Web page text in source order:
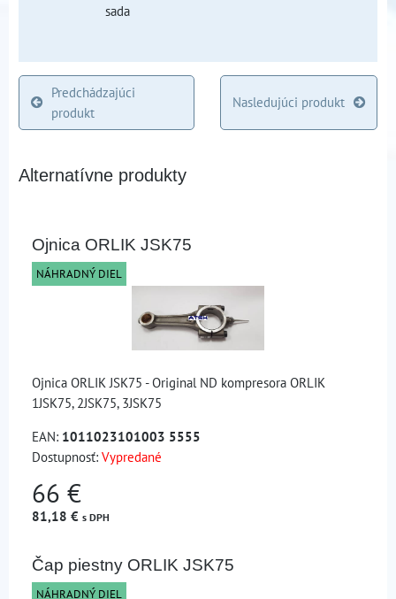
sada
Predchádzajúci
produkt
Nasledujúci produkt
Alternatívne produkty
Ojnica ORLIK JSK75
NÁHRADNÝ DIEL
Ojnica ORLIK JSK75 - Original ND kompresora ORLIK
1JSK75, 2JSK75, 3JSK75
EAN: 1011023101003 5555
Dostupnosť: Vypredané
66 €
81,18 € s DPH
Čap piestny ORLIK JSK75
NÁHRADNÝ DIEL